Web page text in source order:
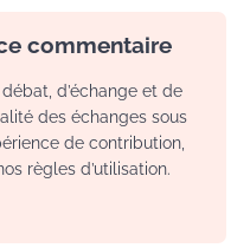
commentaire
d’échange et de
des échanges sous
de contribution,
règles d’utilisation.